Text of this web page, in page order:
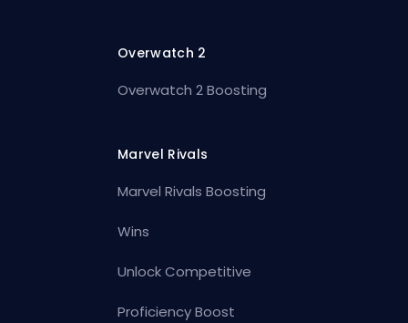
Overwatch 2
Overwatch 2 Boosting
Marvel Rivals
Marvel Rivals Boosting
Wins
Unlock Competitive
Proficiency Boost